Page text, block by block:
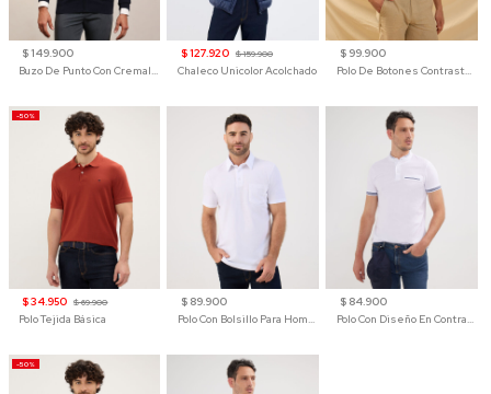
$ 149.900
Buzo De Punto Con Cremallera Para Hombre
$ 127.920 $ 159.900
Chaleco Unicolor Acolchado
$ 99.900
Polo De Botones Contraste Para Hombre
-50%
$ 34.950 $ 69.900
Polo Tejida Básica
$ 89.900
Polo Con Bolsillo Para Hombre
$ 84.900
Polo Con Diseño En Contraste
-50%